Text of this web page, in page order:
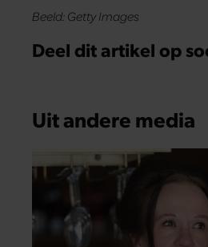
Beeld: Getty Images
Deel dit artikel op
Uit andere media